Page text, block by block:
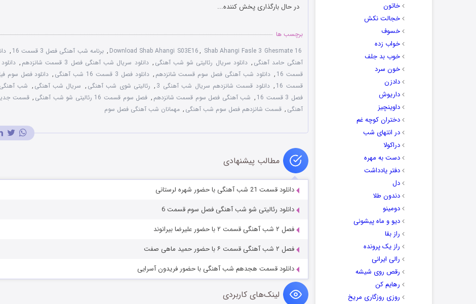
خاتون
خجالت نکش
خسوف
خواب زده
خوب بد جلف
خون سرد
دادزن
داریوش
داوینچیز
دختران کوچه غم
در انتهای شب
دراکولا
دست به مهره
دفتر یادداشت
دل
دندون طلا
دومینو
دیو و ماه پیشونی
راز بقا
راز یک پرونده
رالی ایرانی
رقص روی شیشه
رهایم کن
روزی روزگاری مریخ
در حال بارگذاری پخش کننده...
برچسب ها
Download Shab Ahangi S03E16, Shab Ahangi Fasle 3 Ghesmate 16
, برنامه شب‌ آهنگی فصل 3 قسمت 16 ,
آهنگی حامد آهنگی , دانلود سریال رئالیتی شو شب آهنگی , دانلود سریال شب‌ آهنگی فصل 3 قسمت شانزدهم ,
قسمت 16
, دانلود شب‌ آهنگی فصل سوم قسمت شانزدهم , دانلود فصل 3 قسمت 16 شب‌ آهنگی , دانلود فصل سوم
قسمت 16
, دانلود قسمت شانزدهم سریال شب‌ آهنگی 3 , رئالیتی شوی شب آهنگی , سریال شب‌ آهنگی , شب آهنگی
فصل 3 قسمت 16
, شب آهنگی فصل سوم قسمت شانزدهم , فصل سوم قسمت 16 رئالیتی شو شب‌ آهنگی , قسمت
آهنگی , قسمت شانزدهم فصل سوم شب‌ آهنگی , مهمانان شب‌ آهنگی فصل سوم
مطالب پیشنهادی
دانلود قسمت 21 شب آهنگی با حضور شهره لرستانی
دانلود رئالیتی شو شب‌ آهنگی فصل سوم قسمت 6
فصل ۲ شب آهنگی قسمت ۲ با حضور علیرضا بیرانوند
فصل ۲ شب آهنگی قسمت ۶ با حضور حمید ماهی صفت
دانلود قسمت هجدهم شب آهنگی با حضور فریدون آسرایی
لینک‌های کاربردی